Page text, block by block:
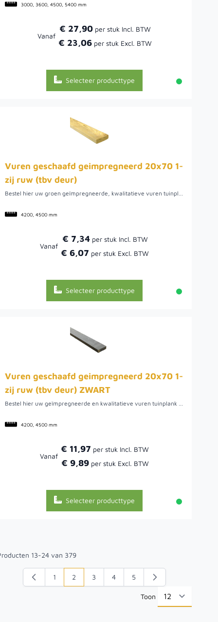
3000, 3600, 4500, 5400 mm
Vanaf
€ 27,90
€ 23,06
Selecteer producttype
Vuren geschaafd geimpregneerd 20x70 1-
zij ruw (tbv deur)
Bestel hier uw groen geïmpregneerde, kwalitatieve vuren tuinplank uit Noord-Europa. Dit hout biedt een mooie tuinplank om verschillende werkzaamheden mee uit te voeren, zo kunt u het bijvoorbeeld gebruiken voor uw tuinpoort of schutting, maar ook voor een plantenbak of mooie afrastering. Doordat het vurenhout uit Noord-Europa komt, is het van een mooie kwaliteit. Hier kan het hout namelijk rustig groeien wat uiteindelijk een rustige en stabiele plank oplevert. De plank is geïmpregneerd, wat betekent dat het hout bestand is tegen vocht, schimmels en rot. Daarnaast heeft deze plank 1 ruwe zijde tbv een deur.
4200, 4500 mm
Vanaf
€ 7,34
€ 6,07
Selecteer producttype
Vuren geschaafd geimpregneerd 20x70 1-
zij ruw (tbv deur) ZWART
Bestel hier uw geïmpregneerde en kwalitatieve vuren tuinplank uit Noord-Europa. Dit hout biedt een mooie tuinplank om verschillende werkzaamheden mee uit te voeren, zo kunt u het bijvoorbeeld gebruiken voor uw tuinpoort of schutting, maar ook voor een plantenbak of mooie afrastering. Doordat het vurenhout uit Noord-Europa komt, is het van een mooie kwaliteit. Hier kan het hout namelijk rustig groeien wat uiteindelijk een rustige en stabiele plank oplevert. De plank heeft een zwarte kleur en is geïmpregneerd, wat betekent dat het hout bestand is tegen vocht, schimmels en rot. Daarnaast heeft deze plank 1 ruwe zijde tbv een deur.Bestel vandaag uw Vurenhout en geniet van een project dat jarenlang meegaat.
4200, 4500 mm
Vanaf
€ 11,97
€ 9,89
Selecteer producttype
13-24 van 379
Pagina
1 U lees momenteel pagina
2 Pagina
3 Pagina
4 Pagina
5
Toon